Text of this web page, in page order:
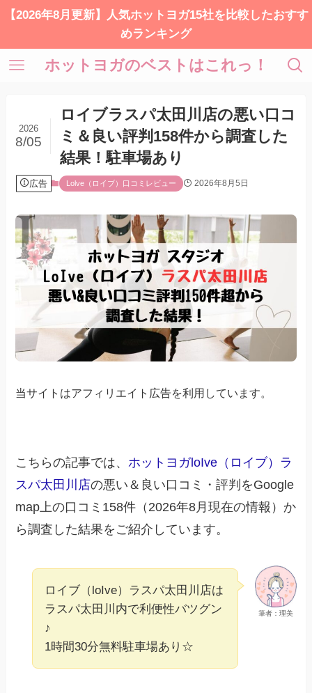
【2026年8月更新】人気ホットヨガ15社を比較したおすす
めランキング
ホットヨガのベストはこれっ！
ロイブラスパ太田川店の悪い口コ
ミ＆良い評判158件から調査した
結果！駐車場あり
2026
8/05
広告 Lolve（ロイブ）口コミレビュー 2026年8月5日
当サイトはアフィリエイト広告を利用しています。
こちらの記事では、ホットヨガloIve（ロイブ）ラ
スパ太田川店の悪い＆良い口コミ・評判をGoogle
map上の口コミ158件（2026年8月現在の情報）か
ら調査した結果をご紹介しています。
筆者：理美
ロイブ（loIve）ラスパ太田川店は
ラスパ太田川内で利便性バツグン
♪
1時間30分無料駐車場あり☆